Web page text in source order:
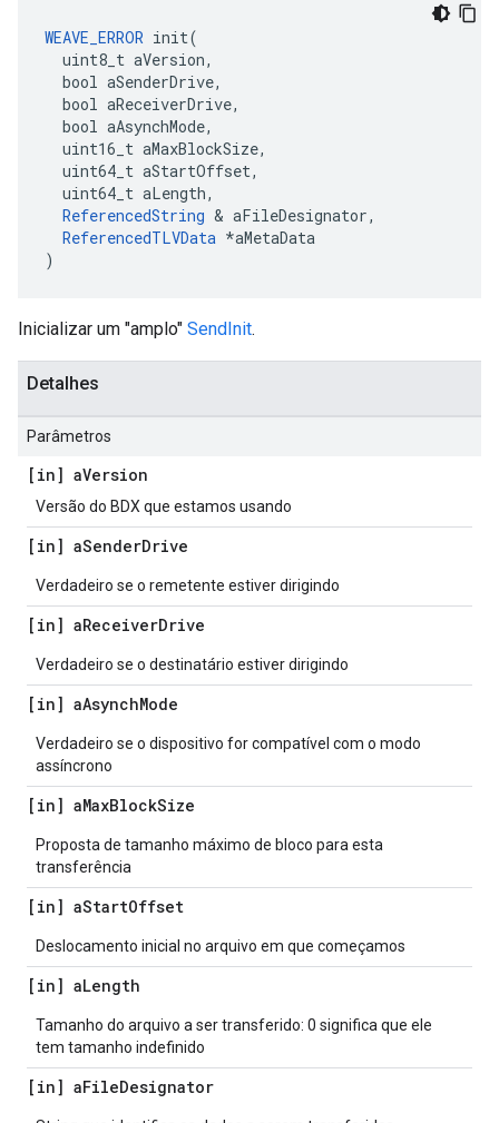
WEAVE_ERROR init(
  uint8_t aVersion,
  bool aSenderDrive,
  bool aReceiverDrive,
  bool aAsynchMode,
  uint16_t aMaxBlockSize,
  uint64_t aStartOffset,
  uint64_t aLength,
ReferencedString & aFileDesignator,
ReferencedTLVData *aMetaData
)
Inicializar um "amplo" SendInit.
Detalhes
Parâmetros
[in] aVersion
Versão do BDX que estamos usando
[in] aSenderDrive
Verdadeiro se o remetente estiver dirigindo
[in] aReceiverDrive
Verdadeiro se o destinatário estiver dirigindo
[in] aAsynchMode
Verdadeiro se o dispositivo for compatível com o modo
assíncrono
[in] aMaxBlockSize
Proposta de tamanho máximo de bloco para esta
transferência
[in] aStartOffset
Deslocamento inicial no arquivo em que começamos
[in] aLength
Tamanho do arquivo a ser transferido: 0 significa que ele
tem tamanho indefinido
[in] aFileDesignator